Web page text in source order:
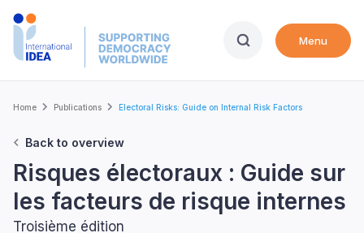
Skip
Menu
Breadcrumb
Home Publications Electoral Risks: Guide on Internal Risk Factors
Back to overview
Risques électoraux : Guide sur
les facteurs de risque internes
Troisième édition